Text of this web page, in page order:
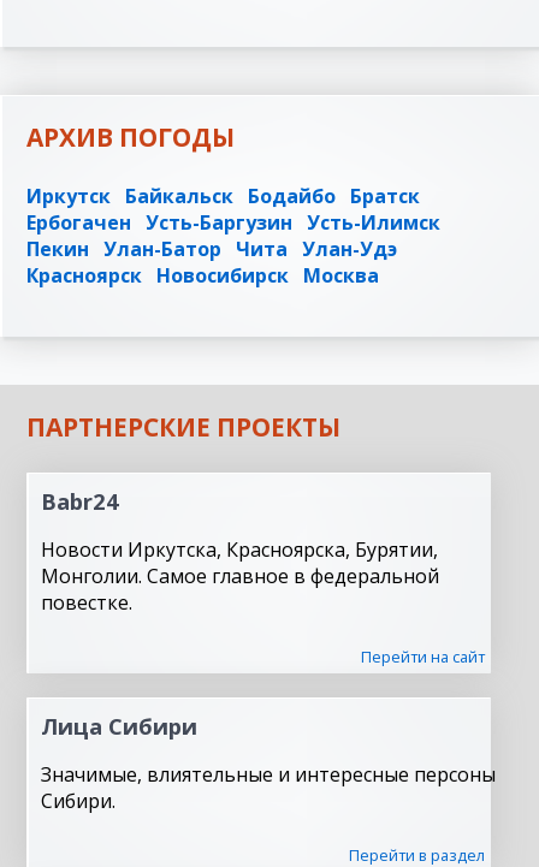
АРХИВ ПОГОДЫ
Иркутск Байкальск Бодайбо Братск
Ербогачен Усть-Баргузин Усть-Илимск
Пекин Улан-Батор Чита Улан-Удэ
Красноярск Новосибирск Москва
ПАРТНЕРСКИЕ ПРОЕКТЫ
Babr24
Новости Иркутска, Красноярска, Бурятии,
Монголии. Самое главное в федеральной
повестке.
Перейти на сайт
Лица Сибири
Значимые, влиятельные и интересные персоны
Сибири.
Перейти в раздел